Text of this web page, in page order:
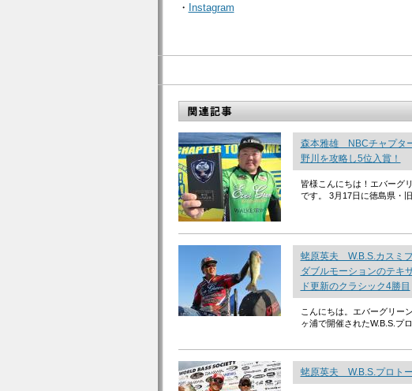
・ Instagram
森本雅雄 NBCチャプタ
野川を攻略し5位入賞！
皆様こんにちは！エバーグ
です。 3月17日に徳島県・
蛯原英夫 W.B.S.カスミ
ダブルモーションのテキ
ド更新のクラシック4勝目
こんにちは。エバーグリー
ヶ浦で開催されたW.B.S.プ
蛯原英夫 W.B.S.プロト